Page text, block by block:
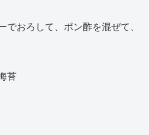
おろして、ポン酢を混ぜて、
苔